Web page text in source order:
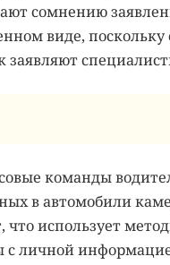
сомнению
виде, поскольку
команды
в автомобили
использует
личной